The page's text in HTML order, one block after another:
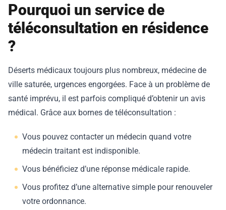
Pourquoi un service de
téléconsultation en résidence
?
Déserts médicaux toujours plus nombreux, médecine de
ville saturée, urgences engorgées. Face à un problème de
santé imprévu, il est parfois compliqué d’obtenir un avis
médical. Grâce aux bornes de téléconsultation :
Vous pouvez contacter un médecin quand votre
médecin traitant est indisponible.
Vous bénéficiez d’une réponse médicale rapide.
Vous profitez d’une alternative simple pour renouveler
votre ordonnance.